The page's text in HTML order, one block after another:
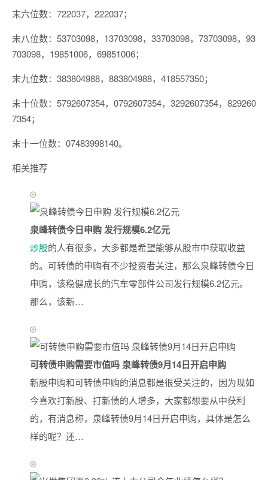
末六位数：722037，222037；
末八位数：53703098，13703098，33703098，73703098，93
703098，19851006，69851006；
末九位数：383804988，883804988，418557350；
末十位数：5792607354，0792607354，3292607354，829260
7354；
末十一位数：07483998140。
相关推荐
泉峰转债今日申购 发行规模6.2亿元
炒股的人有很多，大多都是希望能够从股市中获取收益
的。可转债的申购有不少投资者关注，那么泉峰转债今日
申购，该稳健成长的汽车零部件公司发行规模6.2亿元。
那么，该新…
可转债申购需要市值吗 泉峰转债9月14日开启申购
新股申购和可转债申购的消息都是很受关注的，因为现如
今喜欢打新股、打新债的人增多，大家都想要从中获利
的，有消息称，泉峰转债9月14日开启申购，具体是怎么
样的呢？还…